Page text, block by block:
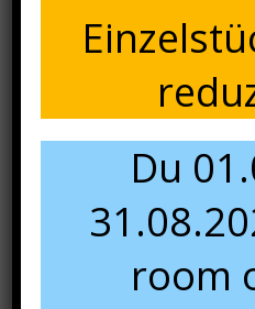
Du
room